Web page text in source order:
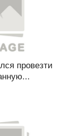
провезти